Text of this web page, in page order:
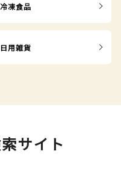
冷凍食品
日用雑貨
サイト